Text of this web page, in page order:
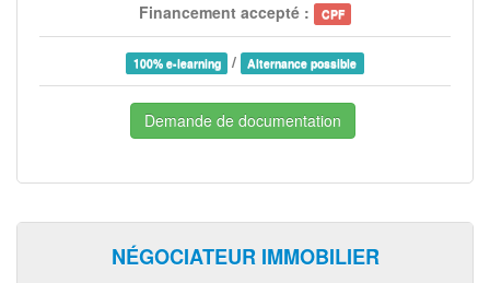
Financement accepté : CPF
100% e-learning / Alternance possible
Demande de documentation
NÉGOCIATEUR IMMOBILIER